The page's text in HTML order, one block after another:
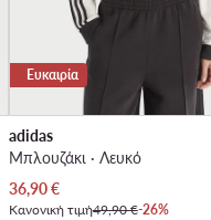
Ευκαιρία
adidas
Μπλουζάκι · Λευκό
Τρέχουσα τιμή
36,90€
Κανονική τιμή49,90 €-26%